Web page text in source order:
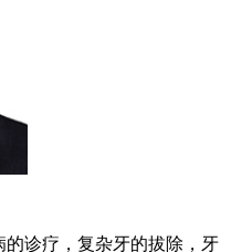
诊疗，复杂牙的拔除，牙